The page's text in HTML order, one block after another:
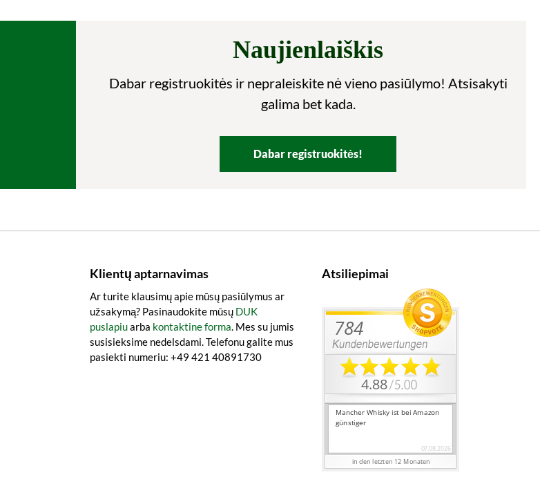
Naujienlaiškis
Dabar registruokitės ir nepraleiskite nė vieno pasiūlymo! Atsisakyti
galima bet kada.
Dabar registruokitės!
Klientų aptarnavimas
Ar turite klausimų apie mūsų pasiūlymus ar
užsakymą? Pasinaudokite mūsų DUK
puslapiuarba kontaktine forma. Mes su jumis
susisieksime nedelsdami. Telefonu galite mus
pasiekti numeriu: +49 421 40891730
Atsiliepimai